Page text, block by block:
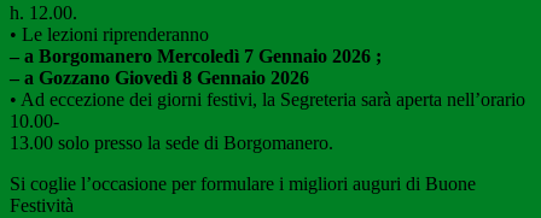
h. 12.00.
• Le lezioni riprenderanno
– a Borgomanero Mercoledì 7 Gennaio 2026 ;
– a Gozzano Giovedì 8 Gennaio 2026
• Ad eccezione dei giorni festivi, la Segreteria sarà aperta nell’orario
10.00-
13.00 solo presso la sede di Borgomanero.
Si coglie l’occasione per formulare i migliori auguri di Buone
Festività